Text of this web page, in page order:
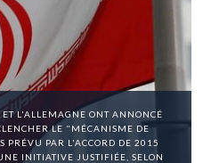
L'ALLEMAGNE ONT ANNONCÉ
LE "MÉCANISME DE
PRÉVU PAR L'ACCORD DE 2015
INITIATIVE JUSTIFIÉE, SELON